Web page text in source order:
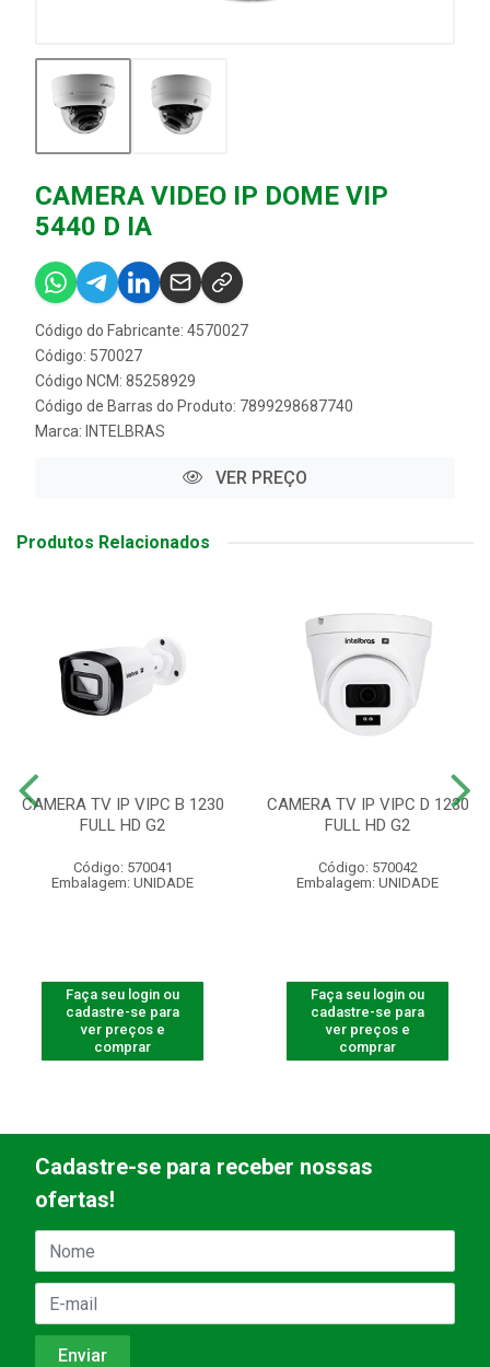
CAMERA VIDEO IP DOME VIP
5440 D IA
Código do Fabricante: 4570027
Código: 570027
Código NCM: 85258929
Código de Barras do Produto: 7899298687740
Marca: INTELBRAS
VER PREÇO
Produtos Relacionados
CAMERA TV IP VIPC B 1230
FULL HD G2
Código: 570041
Embalagem: UNIDADE
Faça seu login ou
cadastre-se para
ver preços e
comprar
CAMERA TV IP VIPC D 1230
FULL HD G2
Código: 570042
Embalagem: UNIDADE
Faça seu login ou
cadastre-se para
ver preços e
comprar
Cadastre-se para receber nossas
ofertas!